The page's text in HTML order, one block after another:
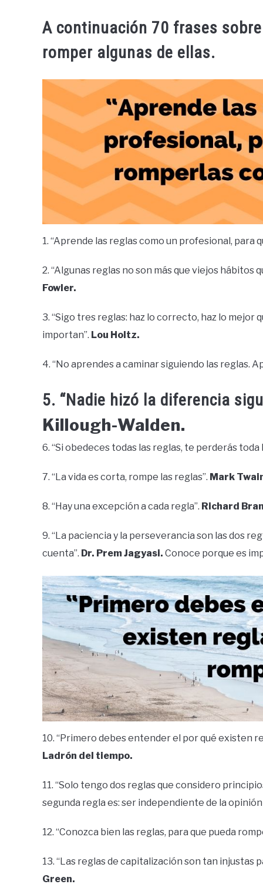
A continuación 70 frases
romper algunas de ellas.
1. “Aprende las reglas como un profesional, para
2. “Algunas reglas no son más que viejos hábitos
Fowler.
3. “Sigo tres reglas: haz lo correcto, haz lo mejor
importan”. Lou Holtz.
4. “No aprendes a caminar siguiendo las reglas.
5. “Nadie hizó la diferencia
Killough-Walden.
6. “Si obedeces todas las reglas, te perderás toda
7. “La vida es corta, rompe las reglas”. Mark
8. “Hay una excepción a cada regla”. Richard
9. “La paciencia y la perseverancia son las dos
cuenta”. Dr. Prem Jagyasi. Conoce porque es
10. “Primero debes entender el por qué existen
Ladrón del tiempo.
11. “Solo tengo dos reglas que considero
segunda regla es: ser independiente de la opinión
12. “Conozca bien las reglas, para que pueda
13. “Las reglas de capitalización son tan injustas
Green.